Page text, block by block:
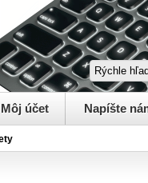
Môj účet Napíšte